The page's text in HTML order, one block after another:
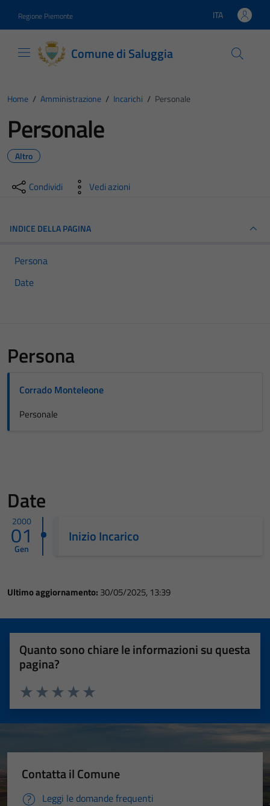
Regione Piemonte Lingua attiva:
ITA
Comune di Saluggia
Home / Amministrazione / Incarichi / Personale
Personale
Altro
Condividi Vedi azioni
INDICE DELLA PAGINA
Persona
Date
Persona
Corrado Monteleone
Personale
Date
2000
01
Gen
Inizio Incarico
Ultimo aggiornamento: 30/05/2025, 13:39
Quanto sono chiare le informazioni su questa
pagina?
Valuta 5 stelle su 5
Valuta 4 stelle su 5
Valuta 3 stelle su 5
Valuta 2 stelle su 5
Valuta 1 stelle su 5
Contatta il Comune
Leggi le domande frequenti